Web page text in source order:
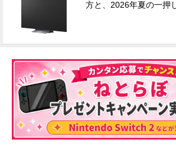
方と、2026年夏の一押